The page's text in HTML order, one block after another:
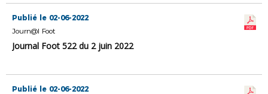
Publié le 02-06-2022
Journ@l Foot
Journal Foot 522 du 2 juin 2022
Publié le 02-06-2022